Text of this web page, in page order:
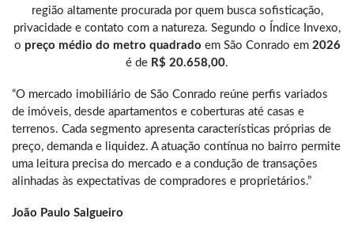
região altamente procurada por quem busca sofisticação,
privacidade e contato com a natureza. Segundo o Índice Invexo,
o preço médio do metro quadrado em São Conrado em 2026
é de R$ 20.658,00.
“O mercado imobiliário de São Conrado reúne perfis variados
de imóveis, desde apartamentos e coberturas até casas e
terrenos. Cada segmento apresenta características próprias de
preço, demanda e liquidez. A atuação contínua no bairro permite
uma leitura precisa do mercado e a condução de transações
alinhadas às expectativas de compradores e proprietários.”
João Paulo Salgueiro